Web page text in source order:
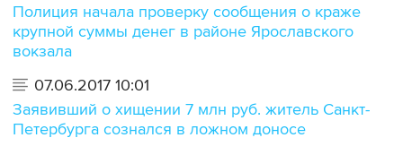
Полиция начала проверку сообщения о краже
крупной суммы денег в районе Ярославского
вокзала
07.06.2017 10:01
Заявивший о хищении 7 млн руб. житель Санкт-
Петербурга сознался в ложном доносе